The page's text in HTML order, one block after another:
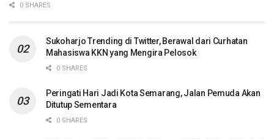
0 SHARES
Sukoharjo Trending di Twitter, Berawal dari Curhatan
Mahasiswa KKN yang Mengira Pelosok
0 SHARES
Peringati Hari Jadi Kota Semarang, Jalan Pemuda Akan
Ditutup Sementara
0 SHARES